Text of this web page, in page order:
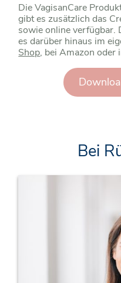
Die VagisanCare
gibt es zusätzlich das
sowie online verfügbar.
es darüber hinaus im
Shop, bei Amazon oder
Bei